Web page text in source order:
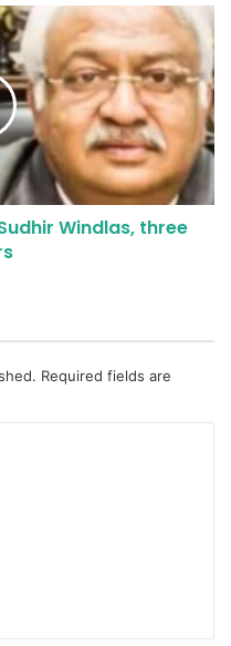
Windlas, three
Required fields are